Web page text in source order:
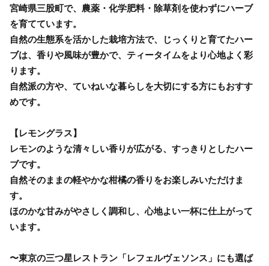
宮崎県三股町で、農薬・化学肥料・除草剤を使わずにハーブ
を育てています。
自然の生態系を活かした栽培方法で、じっくりと育てたハー
ブは、香りや風味が豊かで、ティータイムをより心地よく彩
ります。
自然派の方や、ていねいな暮らしを大切にする方にもおすす
めです。
【レモングラス】
レモンのような清々しい香りが広がる、すっきりとしたハー
ブです。
自然そのままの軽やかな柑橘の香りをお楽しみいただけま
す。
ほのかな甘みがやさしく調和し、心地よい一杯に仕上がって
います。
〜東京の三つ星レストラン「レフェルヴェソンス」にも選ば